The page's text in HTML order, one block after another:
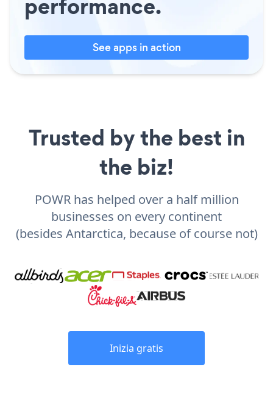
See apps in action
Trusted by the best in
the biz!
POWR has helped over a half million
businesses on every continent
(besides Antarctica, because of course not)
Inizia gratis